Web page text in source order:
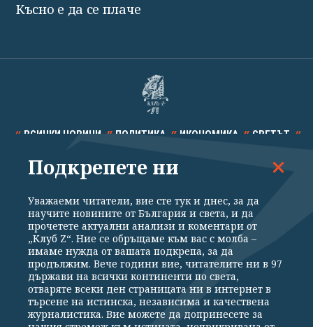
Късно е да се плаче
ВСИЧКИ НОВИНИ ПОЛИТИКА ИКОНОМИКА СВЕТЪТ
СПОРТ КУЛТУРА ТЕХНОЛОГИИ КАЛЕЙДОСКОП
Общи условия
Политика за поверителност
Реклама
Партньори Контакти
За Клуб Z
Екип
Подкрепете ни
Подкрепете ни
Уважаеми читатели, вие сте тук и днес, за да
научите новините от България и света, и да
прочетете актуални анализи и коментари от
„Клуб Z“. Ние се обръщаме към вас с молба –
имаме нужда от вашата подкрепа, за да
продължим. Вече години вие, читателите ни в 97
държави на всички континенти по света,
отваряте всеки ден страницата ни в интернет в
търсене на истинска, независима и качествена
журналистика. Вие можете да допринесете за